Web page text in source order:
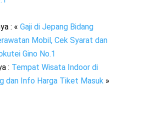
: « Gaji di Jepang Bidang
Mobil, Cek Syarat dan
Gino No.1
: Tempat Wisata Indoor di
dan Info Harga Tiket Masuk »